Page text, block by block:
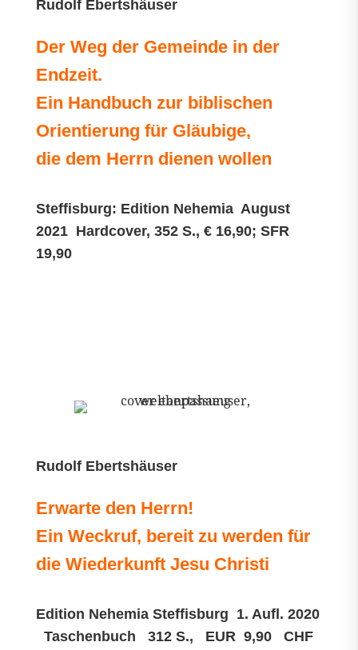
Rudolf Ebertshäuser
Der Weg der Gemeinde in der
Endzeit.
Ein Handbuch zur biblischen
Orientierung für Gläubige,
die dem Herrn dienen wollen
Steffisburg: Edition Nehemia August
2021 Hardcover, 352 S., € 16,90; SFR
19,90
Rudolf Ebertshäuser
Erwarte den Herrn!
Ein Weckruf, bereit zu werden für
die Wiederkunft Jesu Christi
Edition Nehemia Steffisburg 1. Aufl. 2020
Taschenbuch 312 S., EUR 9,90 CHF